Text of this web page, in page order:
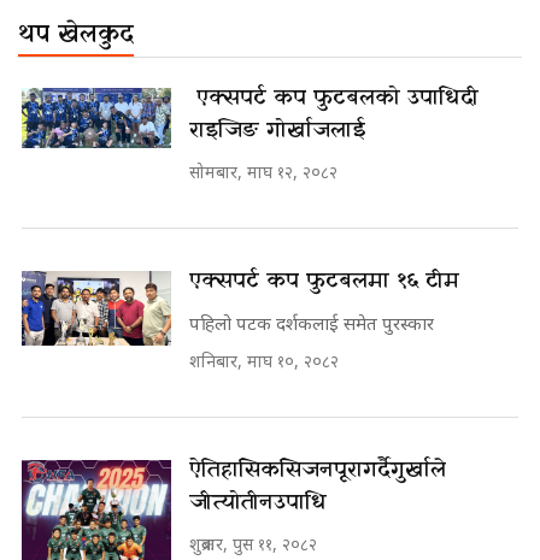
थप खेलकुद
​​​​​​​ एक्सपर्ट कप फुटबलको उपाधि दी
राइजिङ गोर्खाजलाई
सोमबार, माघ १२, २०८२
एक्सपर्ट कप फुटबलमा १६ टीम
पहिलो पटक दर्शकलाई समेत पुरस्कार
शनिबार, माघ १०, २०८२
ऐतिहासिक सिजन पूरा गर्दै गुर्खाले
जीत्यो तीन उपाधि
शुक्रबार, पुस ११, २०८२